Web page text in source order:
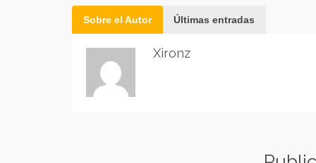
Sobre el Autor Últimas entradas
Xironz